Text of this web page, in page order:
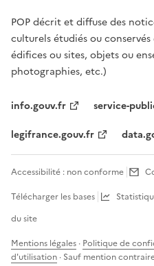
POP décrit et diffuse des
culturels étudiés ou
édifices ou sites, objets ou
photographies, etc.)
info.gouv.fr
service-
legifrance.gouv.fr
Accessibilité : non conforme
Télécharger les bases
du site
Mentions légales · Politique de
d'utilisation · Sauf mention